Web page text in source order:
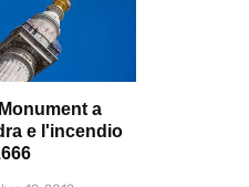
a
e l'incendio